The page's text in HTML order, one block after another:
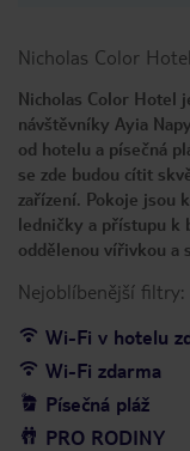
Nicholas Color Hotel
Nicholas Color Hotel
návštěvníky Ayia
od hotelu a písečná
se zde budou cítit
zařízení. Pokoje jsou
ledničky a přístupu k
oddělenou vířivkou a
Nejoblíbenější filtry:
Wi-Fi v hotelu
Wi-Fi zdarma
Písečná pláž
PRO RODINY